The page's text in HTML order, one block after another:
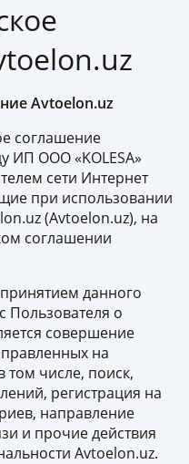
Avtoelon.uz
соглашение
ИП ООО «KOLESA»
сети Интернет
при использовании
(Avtoelon.uz), на
соглашении
данного
Пользователя о
совершение
на
том числе, поиск,
регистрация на
направление
и прочие действия
Avtoelon.uz.